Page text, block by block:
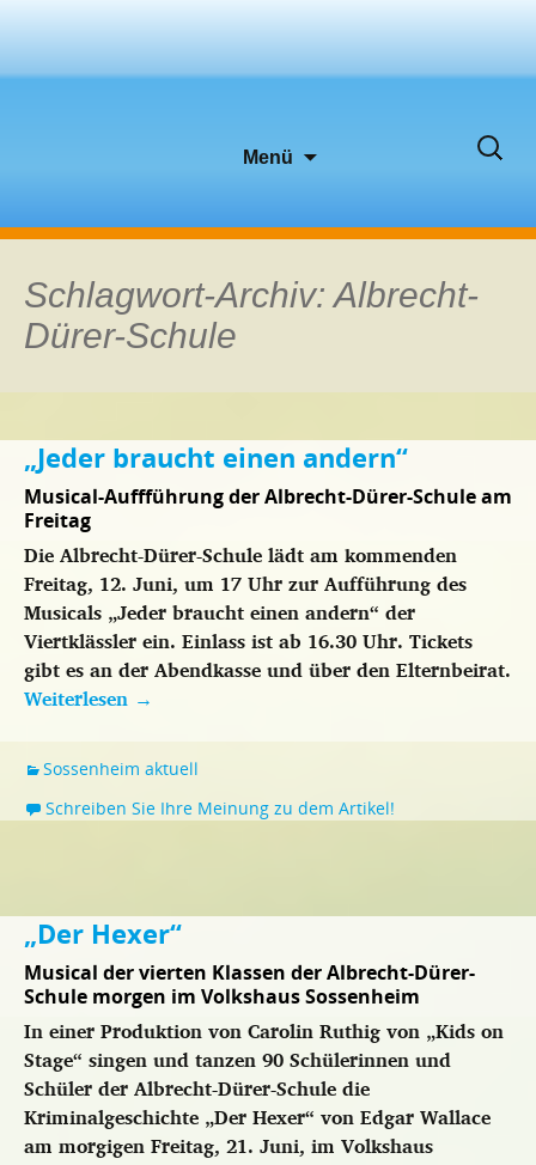
Menü
Suchen
Schlagwort-Archiv: Albrecht-
Dürer-Schule
„Jeder braucht einen andern“
Musical-Auffführung der Albrecht-Dürer-Schule am
Freitag
Die Albrecht-Dürer-Schule lädt am kommenden
Freitag, 12. Juni, um 17 Uhr zur Aufführung des
Musicals „Jeder braucht einen andern“ der
Viertklässler ein. Einlass ist ab 16.30 Uhr. Tickets
gibt es an der Abendkasse und über den Elternbeirat.
Weiterlesen →
Sossenheim aktuell
Schreiben Sie Ihre Meinung zu dem Artikel!
„Der Hexer“
Musical der vierten Klassen der Albrecht-Dürer-
Schule morgen im Volkshaus Sossenheim
In einer Produktion von Carolin Ruthig von „Kids on
Stage“ singen und tanzen 90 Schülerinnen und
Schüler der Albrecht-Dürer-Schule die
Kriminalgeschichte „Der Hexer“ von Edgar Wallace
am morgigen Freitag, 21. Juni, im Volkshaus